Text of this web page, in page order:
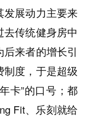
发展动力主要来
去传统健身房中
来者的增长引
度，于是超级
卡”的口号；都
Fit、乐刻就给